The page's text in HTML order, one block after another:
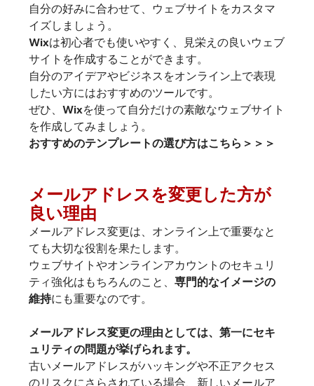
自分の好みに合わせて、ウェブサイトをカスタマ
イズしましょう。
Wixは初心者でも使いやすく、見栄えの良いウェブ
サイトを作成することができます。
自分のアイデアやビジネスをオンライン上で表現
したい方にはおすすめのツールです。
ぜひ、Wixを使って自分だけの素敵なウェブサイト
を作成してみましょう。
おすすめのテンプレートの選び方はこちら＞＞＞
メールアドレスを変更した方が
良い理由
メールアドレス変更は、オンライン上で重要なと
ても大切な役割を果たします。
ウェブサイトやオンラインアカウントのセキュリ
ティ強化はもちろんのこと、 専門的なイメージの
維持にも重要なのです。
メールアドレス変更の理由としては、第一にセキ
ュリティの問題が挙げられます。
古いメールアドレスがハッキングや不正アクセス
のリスクにさらされている場合、新しいメールア